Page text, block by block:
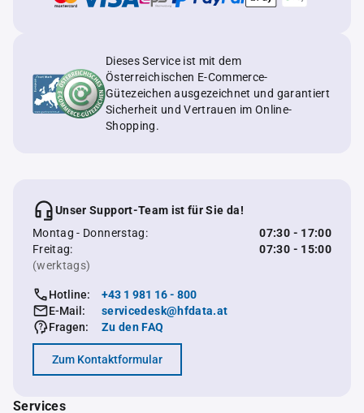
Dieses Service ist mit dem
Österreichischen E-Commerce-
Gütezeichen ausgezeichnet und garantiert
Sicherheit und Vertrauen im Online-
Shopping.
Unser Support-Team ist für Sie da!
Montag - Donnerstag:
07:30 - 17:00
Freitag:
07:30 - 15:00
(werktags)
Hotline:
+43 1 981 16 - 800
E-Mail:
servicedesk@hfdata.at
Fragen:
Zu den FAQ
Zum Kontaktformular
Services